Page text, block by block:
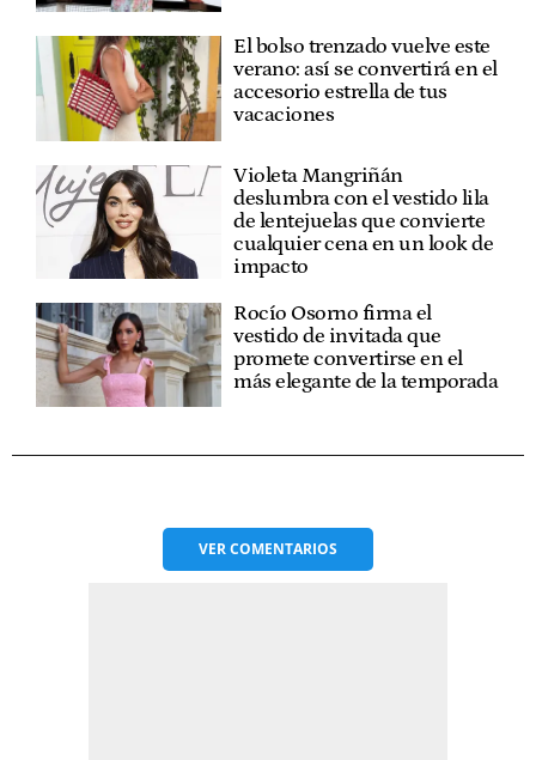
El bolso trenzado vuelve este
verano: así se convertirá en el
accesorio estrella de tus
vacaciones
Violeta Mangriñán
deslumbra con el vestido lila
de lentejuelas que convierte
cualquier cena en un look de
impacto
Rocío Osorno firma el
vestido de invitada que
promete convertirse en el
más elegante de la temporada
VERCOMENTARIOS